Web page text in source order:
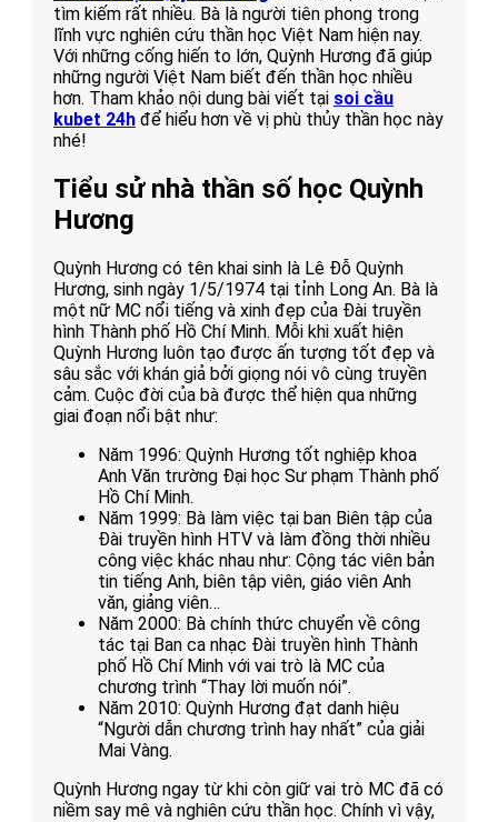
tìm kiếm rất nhiều. Bà là người tiên phong trong
lĩnh vực nghiên cứu thần học Việt Nam hiện nay.
Với những cống hiến to lớn, Quỳnh Hương đã giúp
những người Việt Nam biết đến thần học nhiều
hơn. Tham khảo nội dung bài viết tại soi cầu
kubet 24h để hiểu hơn về vị phù thủy thần học này
nhé!
Tiểu sử nhà thần số học Quỳnh
Hương
Quỳnh Hương có tên khai sinh là Lê Đỗ Quỳnh
Hương, sinh ngày 1/5/1974 tại tỉnh Long An. Bà là
một nữ MC nổi tiếng và xinh đẹp của Đài truyền
hình Thành phố Hồ Chí Minh. Mỗi khi xuất hiện
Quỳnh Hương luôn tạo được ấn tượng tốt đẹp và
sâu sắc với khán giả bởi giọng nói vô cùng truyền
cảm. Cuộc đời của bà được thể hiện qua những
giai đoạn nổi bật như:
Năm 1996: Quỳnh Hương tốt nghiệp khoa
Anh Văn trường Đại học Sư phạm Thành phố
Hồ Chí Minh.
Năm 1999: Bà làm việc tại ban Biên tập của
Đài truyền hình HTV và làm đồng thời nhiều
công việc khác nhau như: Cộng tác viên bản
tin tiếng Anh, biên tập viên, giáo viên Anh
văn, giảng viên…
Năm 2000: Bà chính thức chuyển về công
tác tại Ban ca nhạc Đài truyền hình Thành
phố Hồ Chí Minh với vai trò là MC của
chương trình “Thay lời muốn nói”.
Năm 2010: Quỳnh Hương đạt danh hiệu
“Người dẫn chương trình hay nhất” của giải
Mai Vàng.
Quỳnh Hương ngay từ khi còn giữ vai trò MC đã có
niềm say mê và nghiên cứu thần học. Chính vì vậy,